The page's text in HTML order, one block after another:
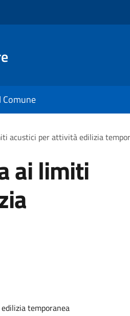
Comune
acustici per attività edilizia
ai limiti
temporanea